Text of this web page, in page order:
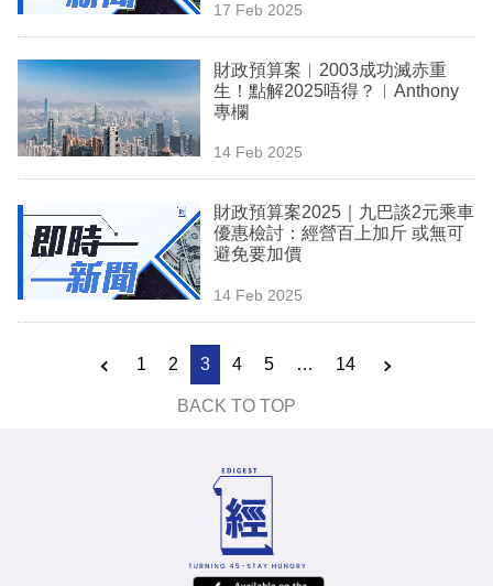
17 Feb 2025
財政預算案︳2003成功滅赤重
生！點解2025唔得？︳Anthony
專欄
14 Feb 2025
財政預算案2025｜九巴談2元乘車
優惠檢討：經營百上加斤 或無可
避免要加價
14 Feb 2025
1 2 3 4 5 … 14
BACK TO TOP